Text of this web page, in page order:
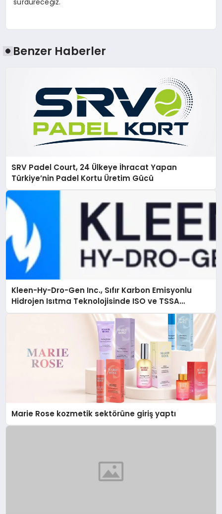
sürdüreceğiz.
Benzer Haberler
SRV Padel Court, 24 Ülkeye İhracat Yapan
Türkiye’nin Padel Kortu Üretim Gücü
Kleen-Hy-Dro-Gen Inc., Sıfır Karbon Emisyonlu
Hidrojen Isıtma Teknolojisinde ISO ve TSSA
Düzenleyici Onaylarını Aldı
Marie Rose kozmetik sektörüne giriş yaptı